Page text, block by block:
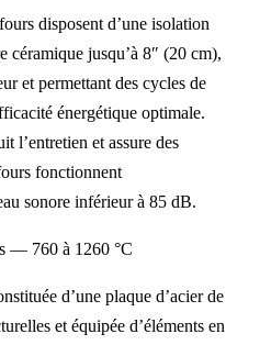
disposent d’une isolation
céramique jusqu’à 8″ (20 cm),
et permettant des cycles de
énergétique optimale.
l’entretien et assure des
fonctionnent
sonore inférieur à 85 dB.
— 760 à 1260 °C
d’une plaque d’acier de
et équipée d’éléments en